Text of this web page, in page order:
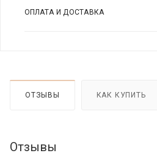
ОПЛАТА И ДОСТАВКА
ОТЗЫВЫ КАК КУПИТЬ
Отзывы